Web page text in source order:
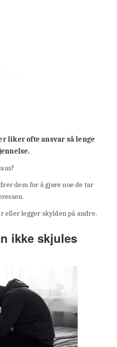
liker ofte ansvar så lenge
dem for å gjøre noe de tar
eller legger skylden på andre.
ikke skjules